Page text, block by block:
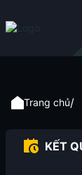
Trang chủ/
KẾT